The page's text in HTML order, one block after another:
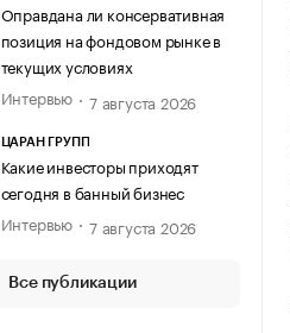
Оправдана ли консервативная
позиция на фондовом рынке в
текущих условиях
Интервью
7 августа 2026
ЦАРАН ГРУПП
Какие инвесторы приходят
сегодня в банный бизнес
Интервью
7 августа 2026
Все публикации